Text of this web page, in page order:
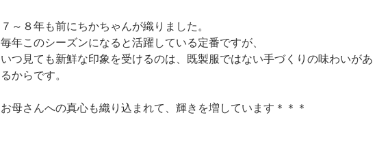
７～８年も前にちかちゃんが織りました。
毎年このシーズンになると活躍している定番ですが、
いつ見ても新鮮な印象を受けるのは、既製服ではない手づくりの味わいがあ
るからです。
お母さんへの真心も織り込まれて、輝きを増しています＊＊＊